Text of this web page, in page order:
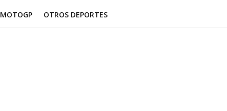
MOTOGP OTROS DEPORTES